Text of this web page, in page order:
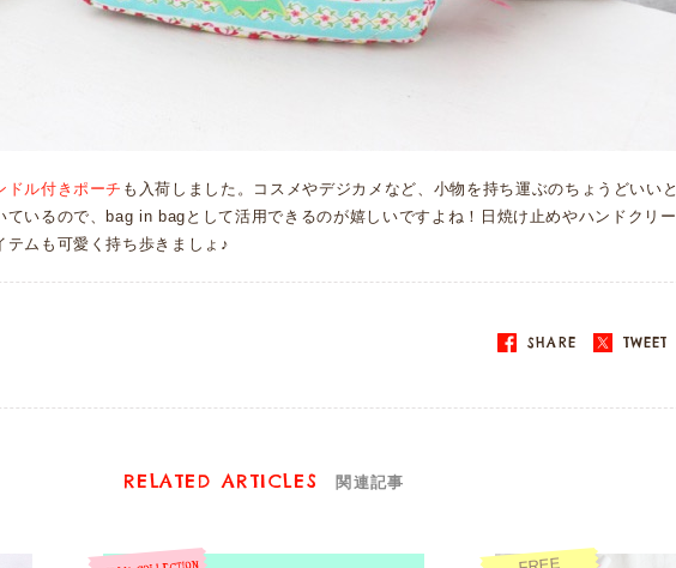
ドル付きポーチ も入荷しました。コスメやデジカメなど、小物を持ち運ぶのちょうどいいと
いるので、bag in bagとして活用できるのが嬉しいですよね！日焼け止めやハンドクリー
テムも可愛く持ち歩きましょ♪
SHARE TWEET
RELATED ARTICLES 関連記事